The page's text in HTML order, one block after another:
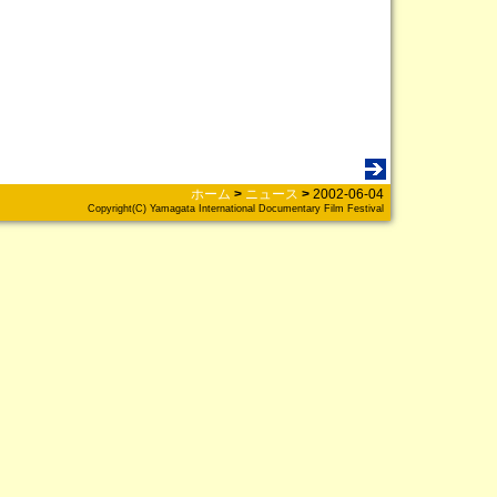
ホーム > ニュース > 2002-06-04
Copyright(C) Yamagata International Documentary Film Festival